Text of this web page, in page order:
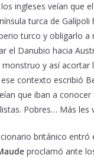
los ingleses veían que
turca de
turco y obligarlo
Danubio hacia
y así acortar
contexto escribió
que iban a
Pobres… Más les
británico
proclamó ante